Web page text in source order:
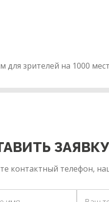
для зрителей на 1000
ЗАЯВКУ
контактный телефон,